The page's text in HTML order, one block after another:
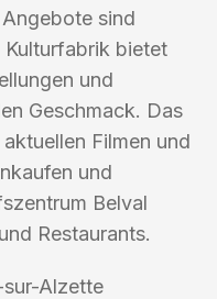
sind
bietet
und
Geschmack. Das
Filmen und
und
Belval
Restaurants.
Alzette